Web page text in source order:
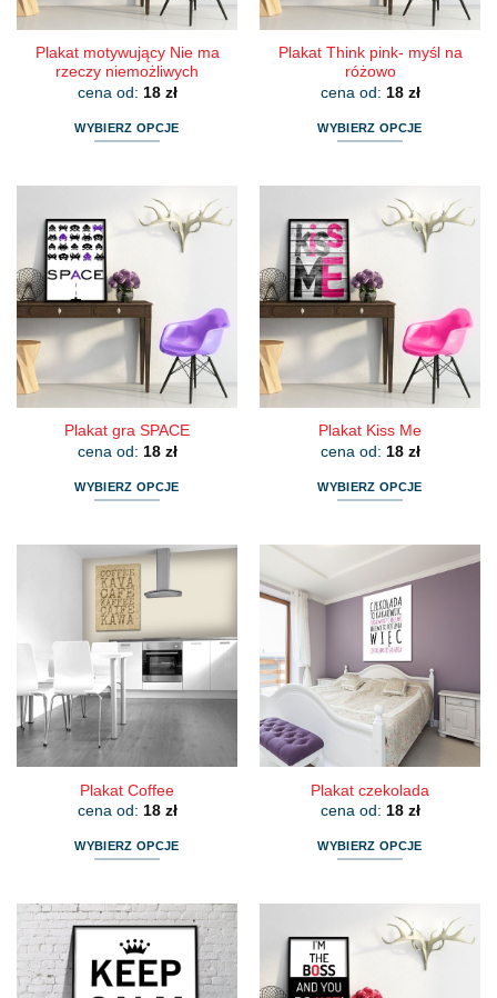
produktu
produktu
Plakat motywujący Nie ma
rzeczy niemożliwych
cena od: 18 zł
WYBIERZ OPCJE
wiele
wariantów.
Opcje
można
wybrać
na
stronie
produktu
Plakat Think pink- myśl na
różowo
cena od: 18 zł
WYBIERZ OPCJE
wiele
wariantów.
Opcje
można
wybrać
na
stronie
produktu
Plakat gra SPACE
cena od: 18 zł
WYBIERZ OPCJE
ma
wiele
wariantów.
Opcje
można
wybrać
na
stronie
produktu
Plakat Kiss Me
cena od: 18 zł
WYBIERZ OPCJE
wiele
wariantów.
Opcje
można
wybrać
na
stronie
produktu
Plakat Coffee
cena od: 18 zł
WYBIERZ OPCJE
ma
wiele
wariantów.
Opcje
Plakat czekolada
cena od: 18 zł
WYBIERZ OPCJE
wiele
wariantów.
Opcje